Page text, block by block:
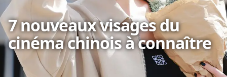
7 nouveaux visages du
cinéma chinois à connaître